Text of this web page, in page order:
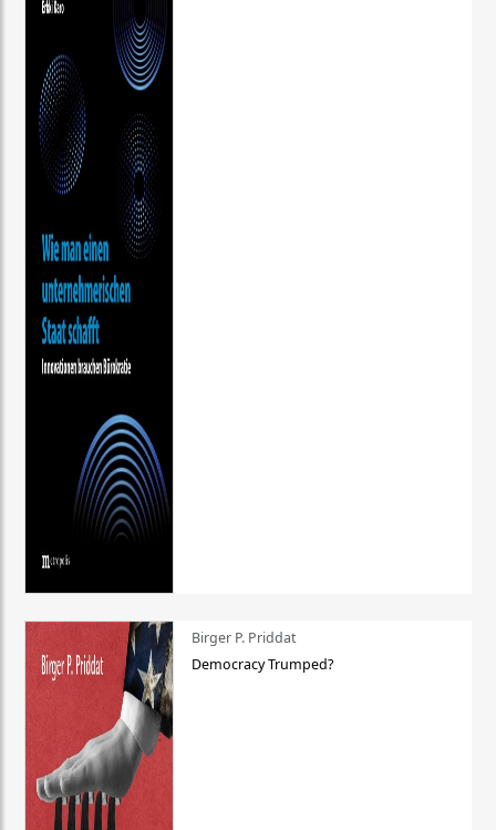
Birger P. Priddat
Democracy Trumped?